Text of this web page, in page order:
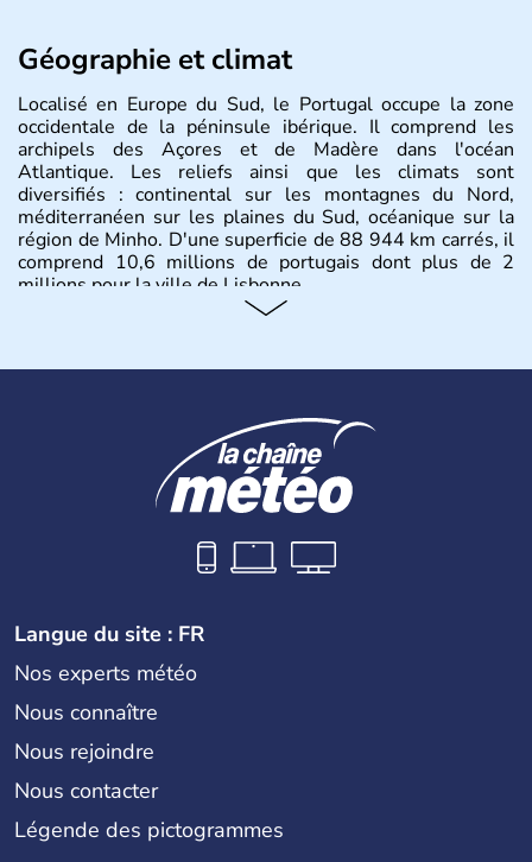
Géographie et climat
Localisé en Europe du Sud, le Portugal occupe la zone
occidentale de la péninsule ibérique. Il comprend les
archipels des Açores et de Madère dans l'océan
Atlantique. Les reliefs ainsi que les climats sont
diversifiés : continental sur les montagnes du Nord,
méditerranéen sur les plaines du Sud, océanique sur la
région de Minho. D'une superficie de 88 944 km carrés, il
comprend 10,6 millions de portugais dont plus de 2
millions pour la ville de Lisbonne.
Le Portugal est à l'origine majoritairement composé de
devient la capitale du pays et s'impose rapidement
comme point de commerce européen. Du XVe jusqu'au
XVIe siècle, le Portugal brille dans le monde entier
comme l'un des plus grands pouvoirs économiques et
culturels. La monarchie est abolie en 1910 et la
République est instaurée. Dictature de 1926 à 1974, il
devient membre de l'Union Européenne en 1986.
Langue du site : FR
Nos experts météo
Nous connaître
Nous rejoindre
Nous contacter
Légende des pictogrammes